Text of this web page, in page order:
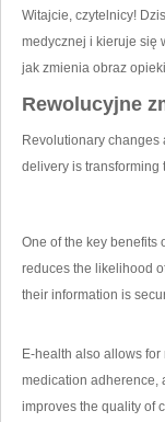
Witajcie, czytelnicy!
medycznej‌ i kieruje ⁤się
jak zmienia⁢ obraz
Rewolucyjne
Revolutionary
delivery is transforming
One of the key benefits
reduces the likelihood
their information is
E-health also ​allows
medication adherence,
improves the⁤ quality of